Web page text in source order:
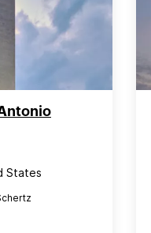
States